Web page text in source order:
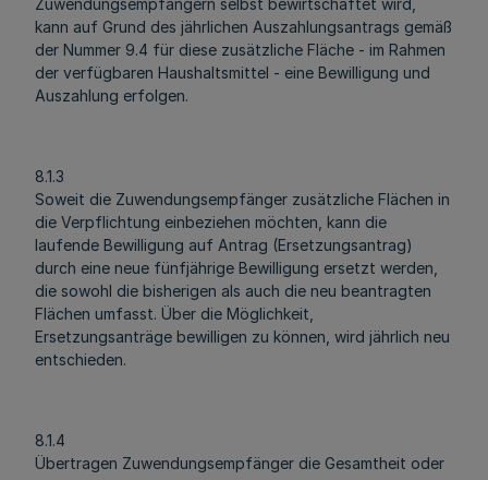
Zuwendungsempfängern selbst bewirtschaftet wird,
kann auf Grund des jährlichen Auszahlungsantrags gemäß
der Nummer 9.4 für diese zusätzliche Fläche - im Rahmen
der verfügbaren Haushaltsmittel - eine Bewilligung und
Auszahlung erfolgen.
8.1.3
Soweit die Zuwendungsempfänger zusätzliche Flächen in
die Verpflichtung einbeziehen möchten, kann die
laufende Bewilligung auf Antrag (Ersetzungsantrag)
durch eine neue fünfjährige Bewilligung ersetzt werden,
die sowohl die bisherigen als auch die neu beantragten
Flächen umfasst. Über die Möglichkeit,
Ersetzungsanträge bewilligen zu können, wird jährlich neu
entschieden.
8.1.4
Übertragen Zuwendungsempfänger die Gesamtheit oder